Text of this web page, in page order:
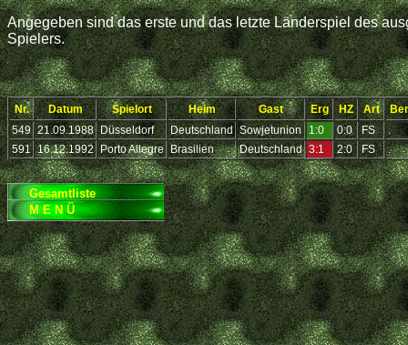
Angegeben sind das erste und das letzte Länderspiel des
Spielers.
Nr. Datum Spielort Heim Gast Erg HZ Art
549 21.09.1988 Düsseldorf Deutschland Sowjetunion 1:0 0:0 FS
.
591 16.12.1992 Porto Allegre Brasilien Deutschland 3:1 2:0 FS .
Gesamtliste
M E N Ü